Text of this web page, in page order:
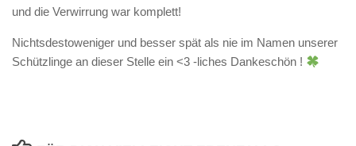
und die Verwirrung war komplett!
Nichtsdestoweniger und besser spät als nie im Namen unserer
Schützlinge an dieser Stelle ein <3 -liches Dankeschön !